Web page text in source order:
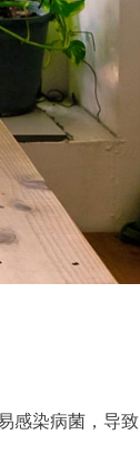
感染病菌，导致